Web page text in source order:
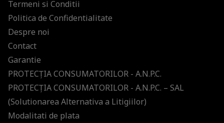
Termeni si Conditii
Politica de Confidentialitate
Despre noi
Contact
Garantie
PROTECŢIA CONSUMATORILOR - A.N.P.C.
PROTECŢIA CONSUMATORILOR - A.N.P.C. – SAL
(Solutionarea Alternativa a Litigiilor)
Modalitati de plata